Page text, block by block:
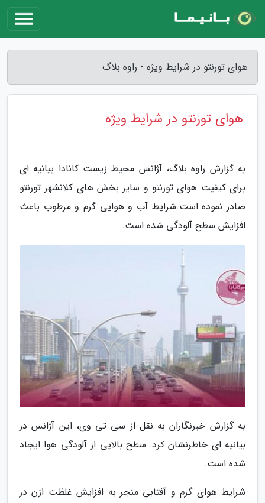
هوای تورنتو در شرایط ویژه - راوه بلاگ
هوای تورنتو در شرایط ویژه
به گزارش راوه بلاگ، آژانس محیط زیست کانادا بیانیه ای
برای کیفیت هوای تورنتو و سایر بخش های کلانشهر تورنتو
صادر نموده است.شرایط آب و هوایی گرم و مرطوب باعث
افزایش سطح آلودگی شده است.
به گزارش خبرنگاران به نقل از سی تی وی، این آژانس در
بیانیه ای خاطرنشان کرد: سطح بالایی از آلودگی هوا ایجاد
شده است.
شرایط هوای گرم و آفتابی منجر به افزایش غلظت ازن در